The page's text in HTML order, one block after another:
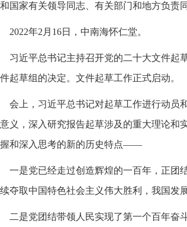
国家有关领导同志、有关部门和地方负责
2022年2月16日，中南海怀仁堂。
习近平总书记主持召开党的二十大文件起
起草组的决定。文件起草工作正式启动。
会上，习近平总书记对起草工作进行动员
义，深入研究报告起草涉及的重大理论和
和深入思考的新的历史特点——
一是党已经走过创造辉煌的一百年，正团
夺取中国特色社会主义伟大胜利，我国发
二是党团结带领人民实现了第一个百年奋